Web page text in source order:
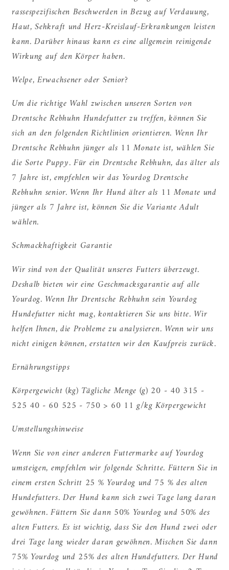
rassespezifischen Beschwerden in Bezug auf Verdauung,
Haut, Sehkraft und Herz-Kreislauf-Erkrankungen leisten
kann. Darüber hinaus kann es eine allgemein reinigende
Wirkung auf den Körper haben.
Welpe, Erwachsener oder Senior?
Um die richtige Wahl zwischen unseren Sorten von
Drentsche Rebhuhn Hundefutter zu treffen, können Sie
sich an den folgenden Richtlinien orientieren. Wenn Ihr
Drentsche Rebhuhn jünger als 11 Monate ist, wählen Sie
die Sorte Puppy. Für ein Drentsche Rebhuhn, das älter als
7 Jahre ist, empfehlen wir das Yourdog Drentsche
Rebhuhn senior. Wenn Ihr Hund älter als 11 Monate und
jünger als 7 Jahre ist, können Sie die Variante Adult
wählen.
Schmackhaftigkeit Garantie
Wir sind von der Qualität unseres Futters überzeugt.
Deshalb bieten wir eine Geschmacksgarantie auf alle
Yourdog. Wenn Ihr Drentsche Rebhuhn sein Yourdog
Hundefutter nicht mag, kontaktieren Sie uns bitte. Wir
helfen Ihnen, die Probleme zu analysieren. Wenn wir uns
nicht einigen können, erstatten wir den Kaufpreis zurück.
Ernährungstipps
Körpergewicht (kg) Tägliche Menge (g) 20 - 40 315 -
525 40 - 60 525 - 750 > 60 11 g/kg Körpergewicht
Umstellungshinweise
Wenn Sie von einer anderen Futtermarke auf Yourdog
umsteigen, empfehlen wir folgende Schritte. Füttern Sie in
einem ersten Schritt 25 % Yourdog und 75 % des alten
Hundefutters. Der Hund kann sich zwei Tage lang daran
gewöhnen. Füttern Sie dann 50% Yourdog und 50% des
alten Futters. Es ist wichtig, dass Sie den Hund zwei oder
drei Tage lang wieder daran gewöhnen. Mischen Sie dann
75% Yourdog und 25% des alten Hundefutters. Der Hund